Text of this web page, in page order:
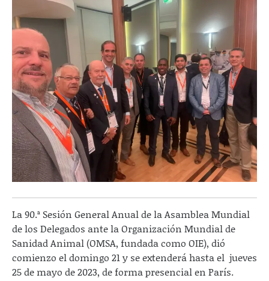
La 90.ª Sesión General Anual de la Asamblea Mundial
de los Delegados ante la Organización Mundial de
Sanidad Animal (OMSA, fundada como OIE), dió
comienzo el domingo 21 y se extenderá hasta el jueves
25 de mayo de 2023, de forma presencial en París.